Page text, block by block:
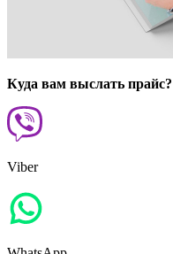
Куда вам выслать прайс?
Viber